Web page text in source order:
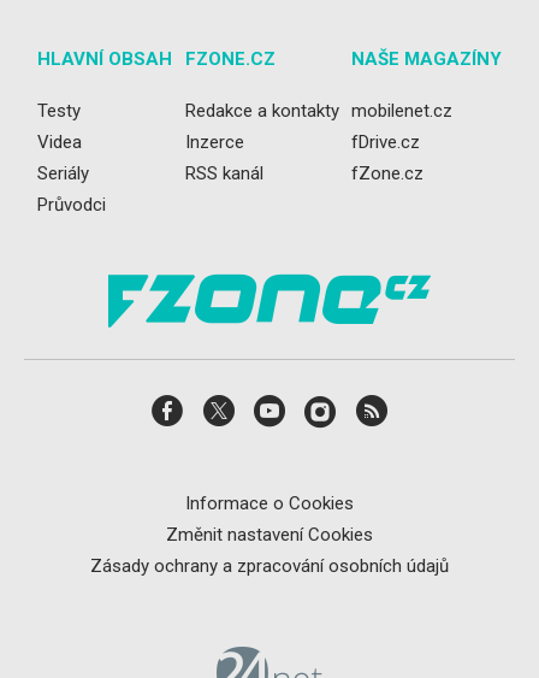
HLAVNÍ OBSAH
Testy
Videa
Seriály
Průvodci
FZONE.CZ
Redakce a kontakty
Inzerce
RSS kanál
NAŠE MAGAZÍNY
mobilenet.cz
fDrive.cz
fZone.cz
Informace o Cookies
Změnit nastavení Cookies
Zásady ochrany a zpracování osobních údajů